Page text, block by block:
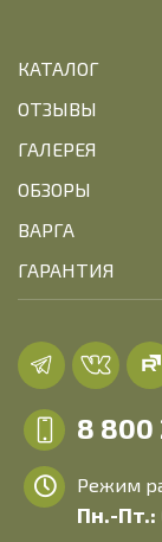
КАТАЛОГ
ОТЗЫВЫ
ГАЛЕРЕЯ
ОБЗОРЫ
ВАРГА
ГАРАНТИЯ
8 800
Режим
Пн.-Пт.: